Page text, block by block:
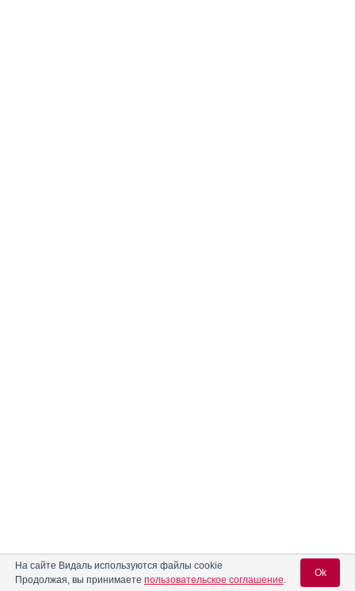
На сайте Видаль используются файлы cookie
Продолжая, вы принимаете пользовательское соглашение.
Ok